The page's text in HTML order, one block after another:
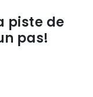
piste de
pas!